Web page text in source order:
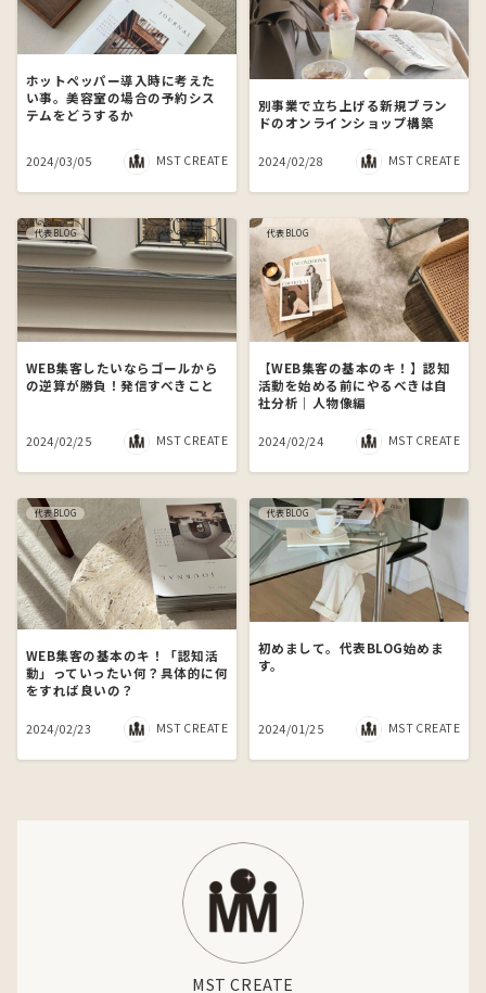
ホットペッパー導入時に考えた
い事。美容室の場合の予約シス
テムをどうするか
2024/03/05 MST CREATE
別事業で立ち上げる新規ブラン
ドのオンラインショップ構築
2024/02/28 MST CREATE
代表BLOG
WEB集客したいならゴールから
の逆算が勝負！発信すべきこと
2024/02/25 MST CREATE
代表BLOG
【WEB集客の基本のキ！】認知
活動を始める前にやるべきは自
社分析｜人物像編
2024/02/24 MST CREATE
代表BLOG
WEB集客の基本のキ！「認知活
動」っていったい何？具体的に何
をすれば良いの？
2024/02/23 MST CREATE
代表BLOG
初めまして。代表BLOG始めま
す。
2024/01/25 MST CREATE
MST CREATE